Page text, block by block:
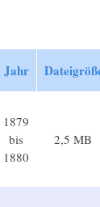
Jahr
1879
bis
1880
2,5 MB